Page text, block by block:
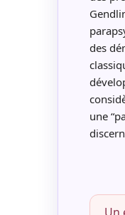
des
une